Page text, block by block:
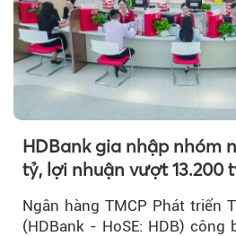
HDBank gia nhập nhóm
tỷ, lợi nhuận vượt 13.200
mới trên thị trường vốn
Ngân hàng TMCP Phát triển
(HDBank - HoSE: HDB) công